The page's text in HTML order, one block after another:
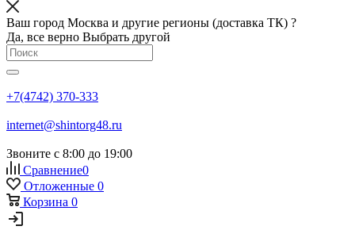
Ваш город Москва и другие регионы (доставка ТК) ?
Да, все верно Выбрать другой
+7(4742) 370-333
internet@shintorg48.ru
Звоните с 8:00 до 19:00
Сравнение0
Отложенные 0
Корзина 0